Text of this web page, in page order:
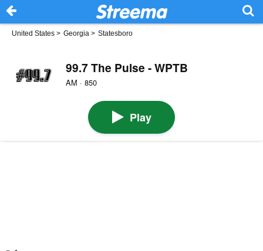
United States > Georgia > Statesboro
99.7 The Pulse - WPTB
AM · 850
Play